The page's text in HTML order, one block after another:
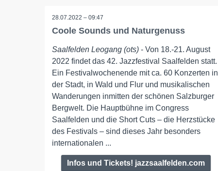
28.07.2022 – 09:47
Coole Sounds und Naturgenuss
Saalfelden Leogang (ots) - Von 18.-21. August
2022 findet das 42. Jazzfestival Saalfelden statt.
Ein Festivalwochenende mit ca. 60 Konzerten in
der Stadt, in Wald und Flur und musikalischen
Wanderungen inmitten der schönen Salzburger
Bergwelt. Die Hauptbühne im Congress
Saalfelden und die Short Cuts – die Herzstücke
des Festivals – sind dieses Jahr besonders
internationalen ...
Infos und Tickets! jazzsaalfelden.com